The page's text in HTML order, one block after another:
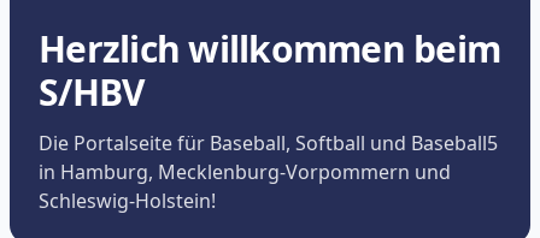
Herzlich willkommen beim
S/HBV
Die Portalseite für Baseball, Softball und Baseball5
in Hamburg, Mecklenburg-Vorpommern und
Schleswig-Holstein!